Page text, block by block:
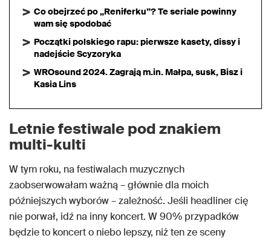
Co obejrzeć po „Reniferku”? Te seriale powinny
wam się spodobać
Początki polskiego rapu: pierwsze kasety, dissy i
nadejście Scyzoryka
WROsound 2024. Zagrają m.in. Małpa, susk, Bisz i
Kasia Lins
Letnie festiwale pod znakiem
multi-kulti
W tym roku, na festiwalach muzycznych
zaobserwowałam ważną – głównie dla moich
późniejszych wyborów – zależność. Jeśli headliner cię
nie porwał, idź na inny koncert. W 90% przypadków
będzie to koncert o niebo lepszy, niż ten ze sceny